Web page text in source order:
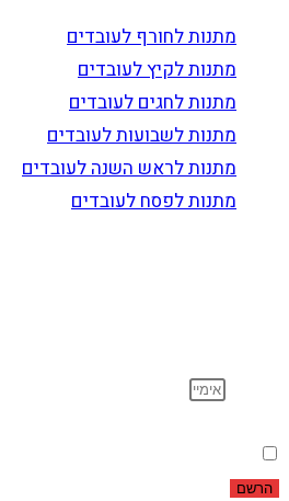
מתנות לחורף לעובדים
מתנות לקיץ לעובדים
מתנות לחגים לעובדים
מתנות לשבועות לעובדים
מתנות לראש השנה לעובדים
מתנות לפסח לעובדים
הרשם